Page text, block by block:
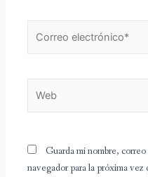
electrónico*
Guarda mi nombre,
navegador para la próxima vez